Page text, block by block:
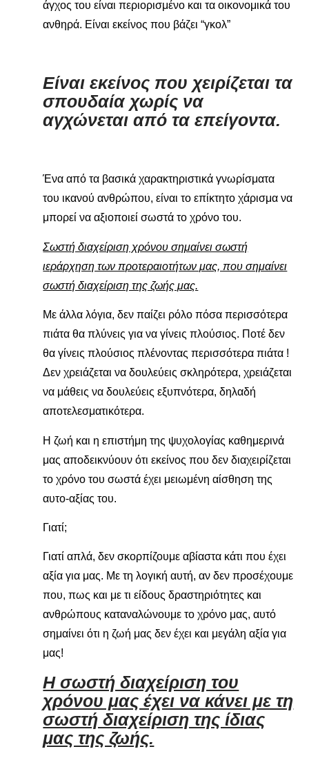
άγχος του είναι περιορισμένο και τα οικονομικά του
ανθηρά. Είναι εκείνος που βάζει “γκολ”
Είναι εκείνος που χειρίζεται τα
σπουδαία χωρίς να
αγχώνεται από τα επείγοντα.
Ένα από τα βασικά χαρακτηριστικά γνωρίσματα
του ικανού ανθρώπου, είναι το επίκτητο χάρισμανα
μπορεί να αξιοποιεί σωστά το χρόνο του.
Σωστή διαχείριση χρόνου σημαίνει σωστή
ιεράρχηση των προτεραιοτήτων μας, που σημαίνει
σωστή διαχείριση της ζωής μας.
Με άλλα λόγια, δεν παίζει ρόλο πόσα περισσότερα
πιάτα θα πλύνεις για να γίνεις πλούσιος. Ποτέ δεν
θα γίνεις πλούσιος πλένοντας περισσότερα πιάτα !
Δεν χρειάζεται να δουλεύεις σκληρότερα, χρειάζεται
να μάθεις να δουλεύεις εξυπνότερα, δηλαδή
αποτελεσματικότερα.
Η ζωή και η επιστήμη της ψυχολογίας καθημερινά
μας αποδεικνύουν ότι εκείνος που δεν διαχειρίζεται
το χρόνο του σωστά έχει μειωμένη αίσθηση της
αυτο-αξίας του.
Γιατί;
Γιατί απλά, δεν σκορπίζουμε αβίαστα κάτι που έχει
αξία για μας. Με τη λογική αυτή, αν δεν προσέχουμε
που, πως και με τι είδους δραστηριότητες και
ανθρώπους καταναλώνουμε το χρόνο μας, αυτό
σημαίνει ότι η ζωή μας δεν έχει και μεγάλη αξία για
μας!
Η σωστή διαχείριση του
χρόνου μας έχει να κάνει με τη
σωστή διαχείριση της ίδιας
μας της ζωής.